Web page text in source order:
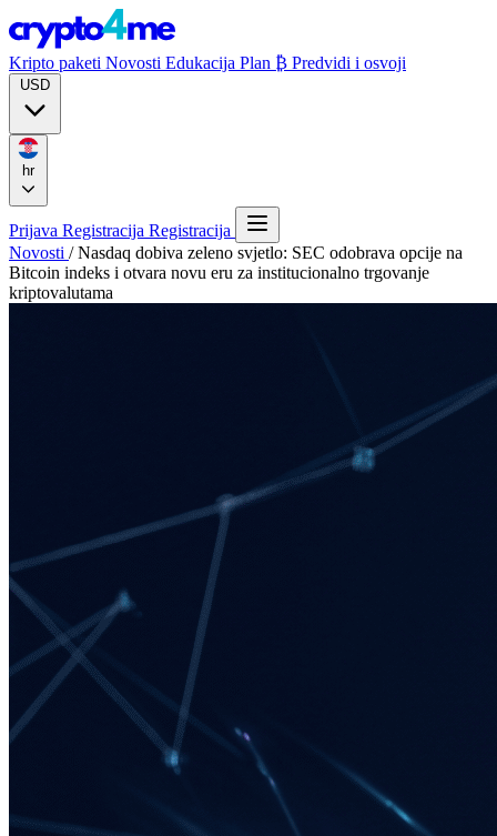
Kripto paketi Novosti Edukacija Plan ₿ Predvidi i osvoji
hr
Prijava Registracija Registracija
Novosti / Nasdaq dobiva zeleno svjetlo: SEC odobrava opcije na
Bitcoin indeks i otvara novu eru za institucionalno trgovanje
kriptovalutama